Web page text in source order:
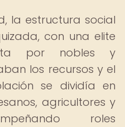
la estructura social
con una elite
por nobles y
los recursos y el
se dividía en
agricultores y
roles